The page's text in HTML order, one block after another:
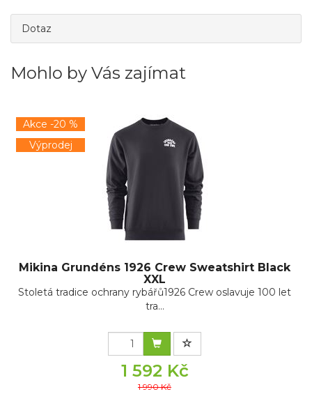
Dotaz
Mohlo by Vás zajímat
Akce -20 %
Výprodej
Mikina Grundéns 1926 Crew Sweatshirt Black
XXL
Stoletá tradice ochrany rybářů1926 Crew oslavuje 100 let
tra...
1 592 Kč
1 990 Kč